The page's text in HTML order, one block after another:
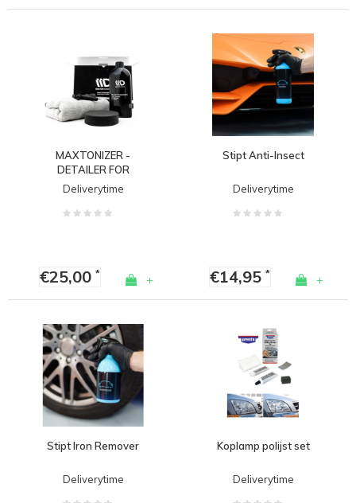
MAXTONIZER -
DETAILER FOR
SPLITTERS
Deliverytime
€25,00* +
Stipt Anti-Insect
Deliverytime
€14,95* +
Stipt Iron Remover
Deliverytime
Koplamp polijst set
Deliverytime